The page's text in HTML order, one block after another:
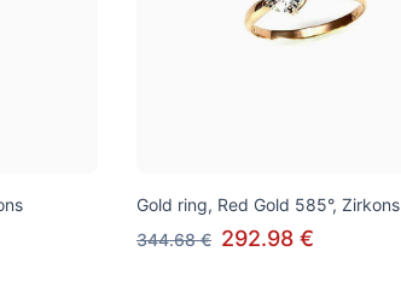
Gold ring, Red Gold 585°, Zirkons
344.68 € 292.98 €